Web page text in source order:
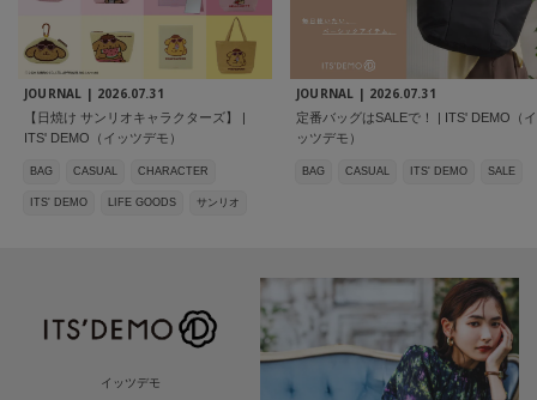
JOURNAL | 2026.07.31
【日焼け サンリオキャラクターズ】 |
ITS' DEMO（イッツデモ）
BAG CASUAL CHARACTER
ITS' DEMO LIFE GOODS サンリオ
JOURNAL | 2026.07.31
定番バッグはSALEで！ | ITS' DEMO（イ
ッツデモ）
BAG CASUAL ITS' DEMO SALE
イッツデモ